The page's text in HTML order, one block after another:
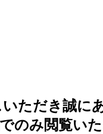
ただき誠に
のみ閲覧いた